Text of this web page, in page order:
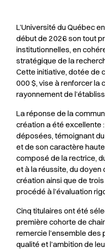
L’Université du Québec
début de 2026 son tout
institutionnelles, en
stratégique de la
Cette initiative, dotée de
000 $, vise à renforcer la
rayonnement de
La réponse de la
création a été excellente
déposées, témoignant
et de son caractère
composé de la rectrice,
et à la réussite, du doyen
création ainsi que de
procédé à l’évaluation
Cinq titulaires ont été
première cohorte de
remercie l’ensemble
qualité et l’ambition de